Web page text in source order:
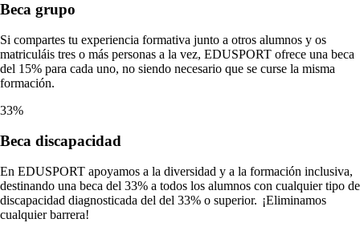
Beca grupo
Si compartes tu experiencia formativa junto a otros alumnos y os
matriculáis tres o más personas a la vez, EDUSPORT ofrece una beca
del 15% para cada uno, no siendo necesario que se curse la misma
formación.
33%
Beca discapacidad
En EDUSPORT apoyamos a la diversidad y a la formación inclusiva,
destinando una beca del 33% a todos los alumnos con cualquier tipo de
discapacidad diagnosticada del del 33% o superior. ¡Eliminamos
cualquier barrera!